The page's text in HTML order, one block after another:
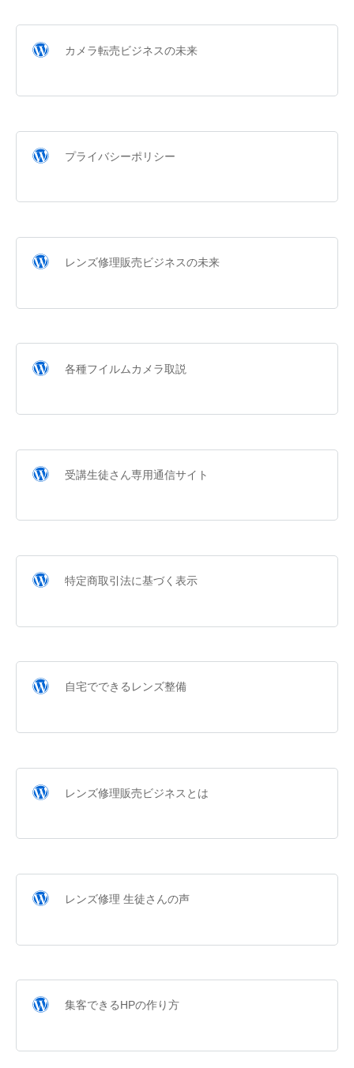
カメラ転売ビジネスの未来
プライバシーポリシー
レンズ修理販売ビジネスの未来
各種フイルムカメラ取説
受講生徒さん専用通信サイト
特定商取引法に基づく表示
自宅でできるレンズ整備
レンズ修理販売ビジネスとは
レンズ修理 生徒さんの声
集客できるHPの作り方